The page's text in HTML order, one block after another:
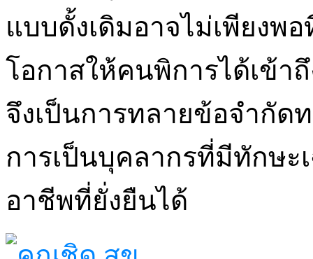
แบบดั้งเดิมอาจไม่เพียงพ
โอกาสให้คนพิการได้เข้า
จึงเป็นการทลายข้อจำกัด
การเป็นบุคลากรที่มีทักษะ
อาชีพที่ยั่งยืนได้